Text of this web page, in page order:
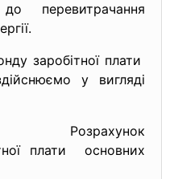
перевитрачання
заробітної плати
у вигляді
плати основних